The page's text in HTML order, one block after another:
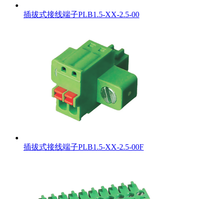
插拔式接线端子PLB1.5-XX-2.5-00
插拔式接线端子PLB1.5-XX-2.5-00F